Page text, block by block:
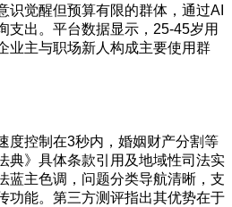
识觉醒但预算有限的群体，通过AI
支出。平台数据显示，25-45岁用
业主与职场新人构成主要使用群
度控制在3秒内，婚姻财产分割等
典》具体条款引用及地域性司法实
蓝主色调，问题分类导航清晰，支
功能。第三方测评指出其优势在于